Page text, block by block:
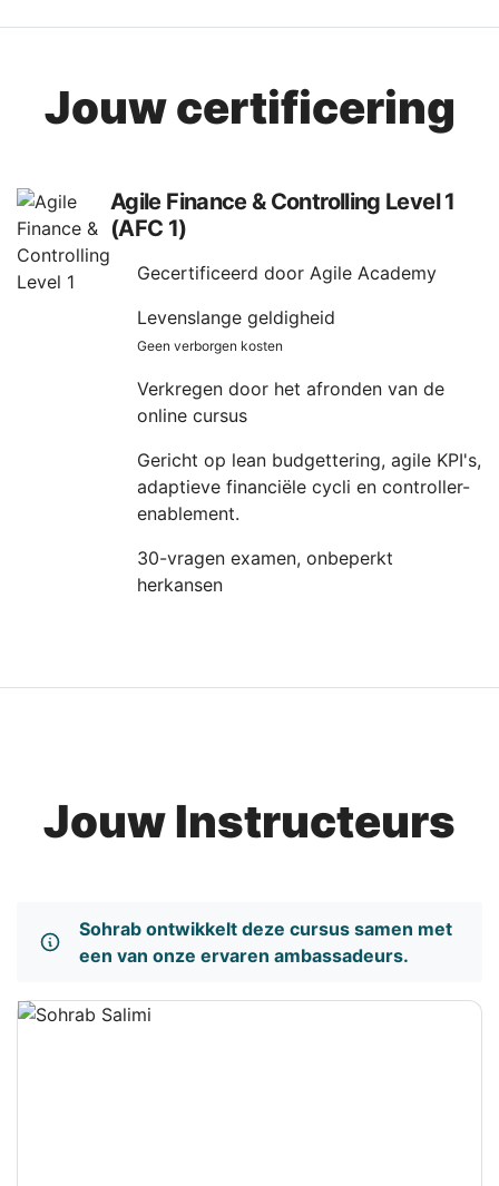
Jouw certificering
Agile Finance & Controlling Level 1
(AFC 1)
Gecertificeerd door Agile Academy
Levenslange geldigheid
Geen verborgen kosten
Verkregen door het afronden van de
online cursus
Gericht op lean budgettering, agile KPI's,
adaptieve financiële cycli en controller-
enablement.
30-vragen examen, onbeperkt
herkansen
Jouw Instructeurs
Sohrab ontwikkelt deze cursus samen met
een van onze ervaren ambassadeurs.